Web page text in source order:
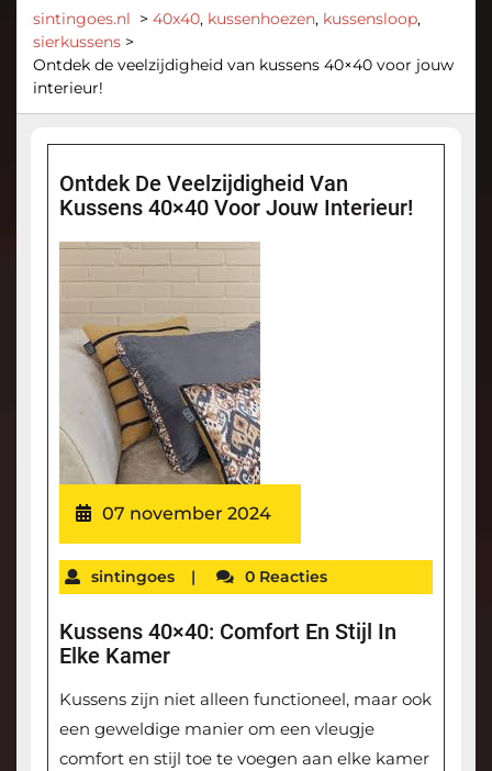
sintingoes.nl > 40x40, kussenhoezen, kussensloop,
sierkussens >
Ontdek de veelzijdigheid van kussens 40×40 voor jouw
interieur!
Ontdek De Veelzijdigheid Van
Kussens 40×40 Voor Jouw Interieur!
07 november 2024
sintingoes | 0 Reacties
Kussens 40×40: Comfort En Stijl In
Elke Kamer
Kussens zijn niet alleen functioneel, maar ook
een geweldige manier om een vleugje
comfort en stijl toe te voegen aan elke kamer